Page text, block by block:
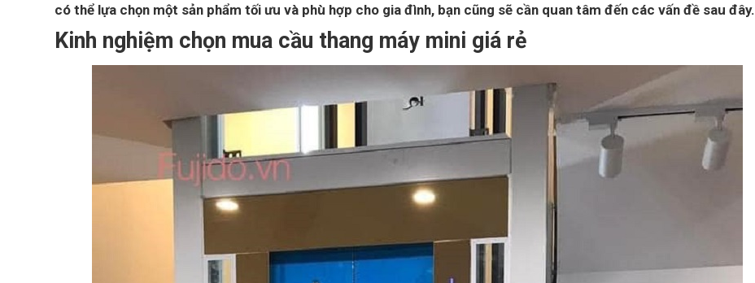
có thể lựa chọn một sản phẩm tối ưu và phù hợp cho gia đình, bạn cũng sẽ cần quan tâm đến các vấn đề sau đây.
Kinh nghiệm chọn mua cầu thang máy mini giá rẻ